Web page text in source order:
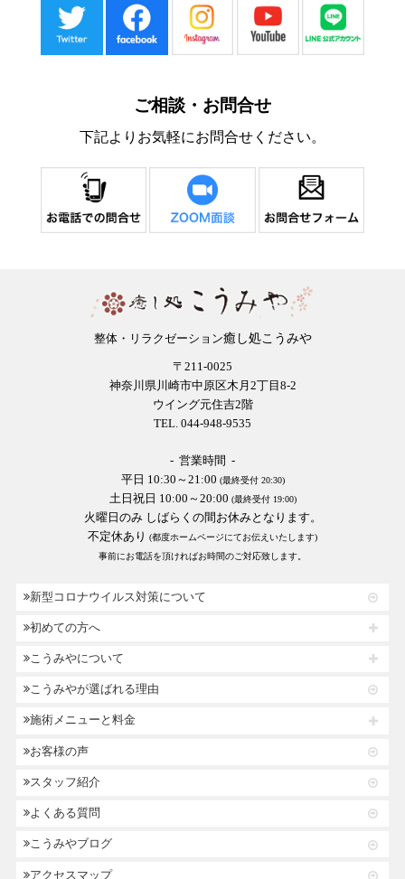
ご相談・お問合せ
下記よりお気軽にお問合せください。
整体・リラクゼーション癒し処こうみや
〒211-0025
神奈川県川崎市中原区木月2丁目8-2
ウイング元住吉2階
TEL. 044-948-9535
- 営業時間 -
平日 10:30～21:00 (最終受付 20:30)
土日祝日 10:00～20:00 (最終受付 19:00)
火曜日のみ しばらくの間お休みとなります。
不定休あり (都度ホームページにてお伝えいたします)
事前にお電話を頂ければお時間のご対応致します。
新型コロナウイルス対策について
初めての方へ
こうみやについて
こうみやが選ばれる理由
施術メニューと料金
お客様の声
スタッフ紹介
よくある質問
こうみやブログ
アクセスマップ